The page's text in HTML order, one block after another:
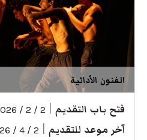
الفنون الأدائية
فتح باب التقديم 2 / 2 / 2026
آخر موعد للتقديم 2 / 4 / 2026